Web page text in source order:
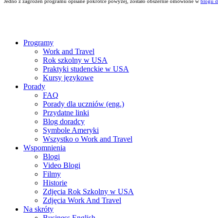
Jedno z zagrożeń programu opisane pokrótce powyżej, zostało obszernie omówione w blogu
Programy
Work and Travel
Rok szkolny w USA
Praktyki studenckie w USA
Kursy językowe
Porady
FAQ
Porady dla uczniów (eng.)
Przydatne linki
Blog doradcy
Symbole Ameryki
Wszystko o Work and Travel
Wspomnienia
Blogi
Video Blogi
Filmy
Historie
Zdjęcia Rok Szkolny w USA
Zdjęcia Work And Travel
Na skróty